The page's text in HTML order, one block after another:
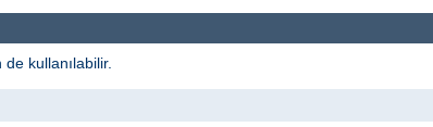
kullanılabilir.